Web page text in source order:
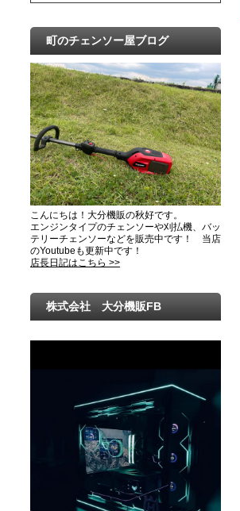
町のチェンソー屋ブログ
こんにちは！大分機販の秋好です。
エンジンタイプのチェンソーや刈払機、バッ
テリーチェンソーなどを販売中です！ 当店
のYoutubeも更新中です！
店長日記はこちら >>
株式会社 大分機販FB